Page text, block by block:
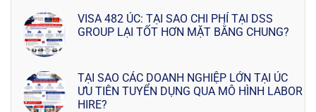
VISA 482 ÚC: TẠI SAO CHI PHÍ TẠI DSS
GROUP LẠI TỐT HƠN MẶT BẰNG CHUNG?
TẠI SAO CÁC DOANH NGHIỆP LỚN TẠI ÚC
ƯU TIÊN TUYỂN DỤNG QUA MÔ HÌNH LABOR
HIRE?